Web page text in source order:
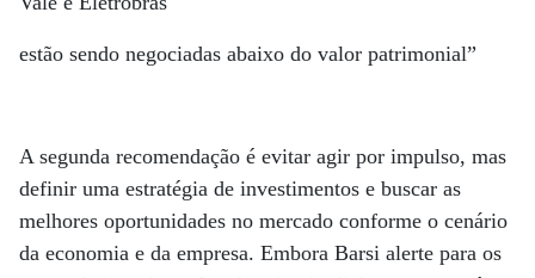
estão sendo negociadas abaixo do valor patrimonial”
A segunda recomendação é evitar agir por impulso, mas
definir uma estratégia de investimentos e buscar as
melhores oportunidades no mercado conforme o cenário
da economia e da empresa. Embora Barsi alerte para os